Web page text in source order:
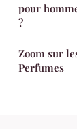
pour
?
Zoom sur
Perfumes